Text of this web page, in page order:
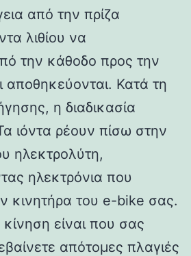
από την πρίζα
λιθίου να
την κάθοδο προς την
Κατά τη
η διαδικασία
ιόντα ρέουν πίσω στην
ηλεκτρολύτη,
ηλεκτρόνια που
κινητήρα του e-bike σας.
είναι που σας
απότομες πλαγιές